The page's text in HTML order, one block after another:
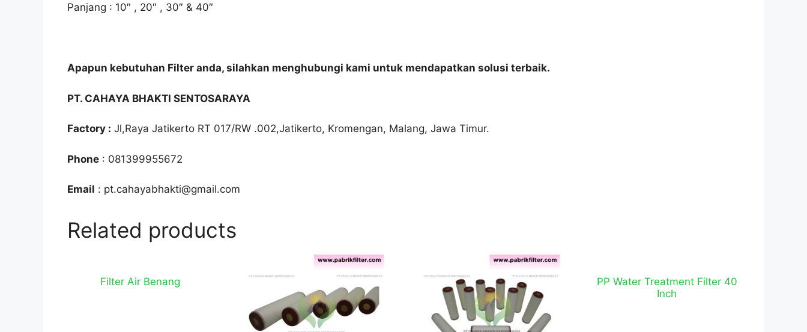
Panjang : 10″ , 20″ , 30″ & 40″
Apapun kebutuhan Filter anda, silahkan menghubungi kami untuk mendapatkan solusi terbaik.
PT. CAHAYA BHAKTI SENTOSARAYA
Factory : Jl,Raya Jatikerto RT 017/RW .002,Jatikerto, Kromengan, Malang, Jawa Timur.
Phone : 081399955672
Email : pt.cahayabhakti@gmail.com
Related products
Filter Air Benang
PP Water Treatment Filter 40
Inch